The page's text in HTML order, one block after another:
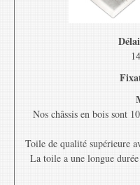
Nos châssis en bois sont
Toile de qualité supérieure
La toile a une longue